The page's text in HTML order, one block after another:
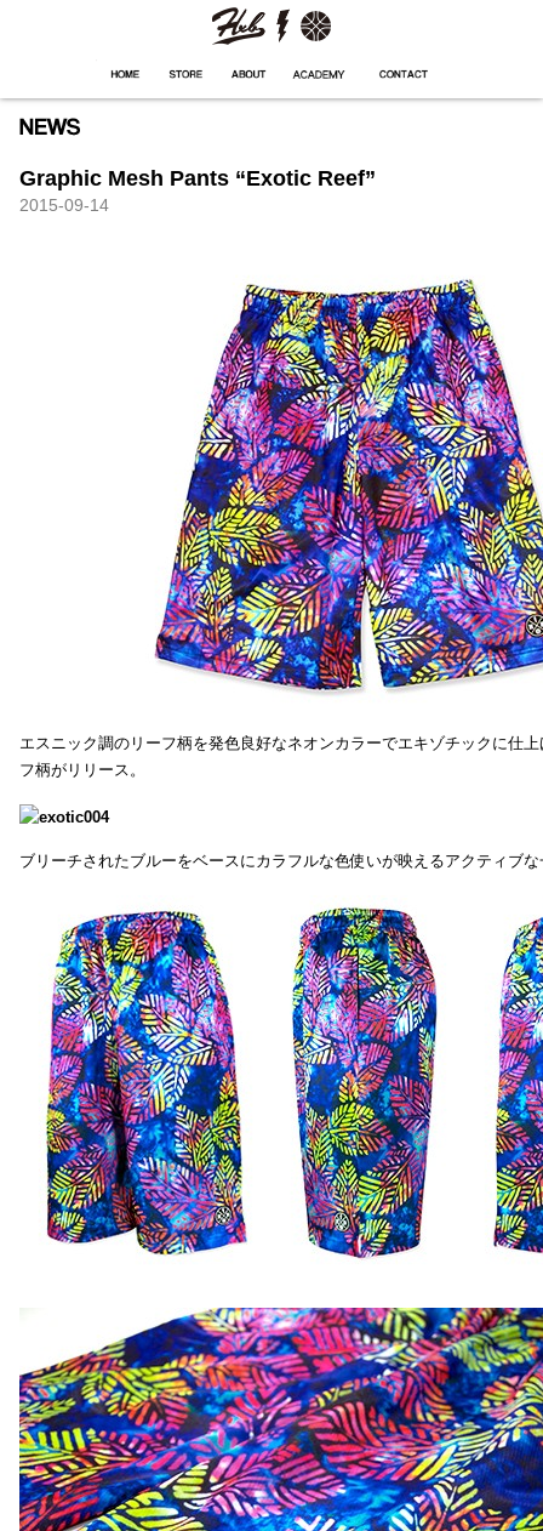
Graphic Mesh Pants “Exotic Reef”
2015-09-14
エスニック調のリーフ柄を発色良好なネオンカラーでエキゾチックに仕
フ柄がリリース。
ブリーチされたブルーをベースにカラフルな色使いが映えるアクティブ